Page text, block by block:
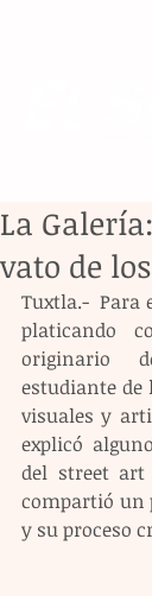
La
vato de
Tuxtla.-  Para
platicando
originario
estudiante
visuales y
explicó
del street
compartió un
y su proceso